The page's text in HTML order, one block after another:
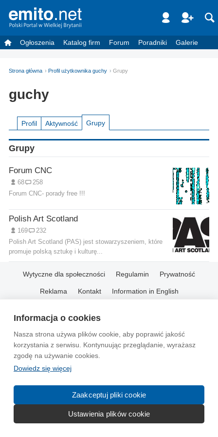
Informacja o cookies
Nasza strona używa plików cookie, aby poprawić jakość
korzystania z serwisu. Kontynuując przeglądanie, wyrażasz
zgodę na używanie cookies.
Dowiedz się więcej
Zaakceptuj pliki cookie
Ustawienia plików cookie
Ogłoszenia Katalog firm Forum Poradniki Galerie
Strona główna Profil użytkownika guchy Grupy
guchy
Profil Aktywność Grupy
Grupy
Forum CNC
68
258
Forum CNC- porady free !!!
Polish Art Scotland
169
232
Polish Art Scotland (PAS) jest stowarzyszeniem, które
promuje polską sztukę i kulturę...
Wytyczne dla społeczności Regulamin Prywatność
Reklama Kontakt Information in English
© 2004-2026 Emito.net